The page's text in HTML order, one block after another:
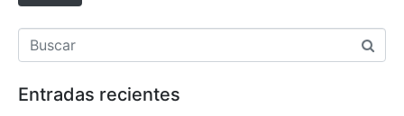
n
i
*
Entradas recientes